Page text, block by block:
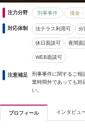
注力分野 刑事事件 借金
対応体制 法テラス利用可 分
休日面談可 夜間面
WEB面談可
注意補足
刑事事件に関するご相
業時間外であっても対
い。
プロフィール インタビュ